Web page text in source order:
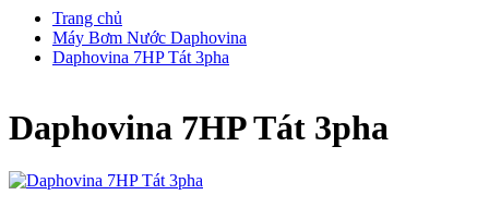
Trang chủ
Máy Bơm Nước Daphovina
Daphovina 7HP Tát 3pha
Daphovina 7HP Tát 3pha